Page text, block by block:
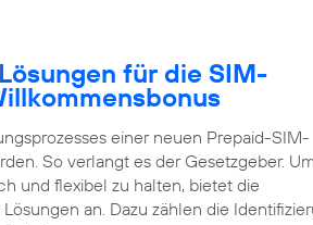
für die SIM-
einer neuen Prepaid-SIM-
So verlangt es der Gesetzgeber.
und flexibel zu halten, bietet die
an. Dazu zählen die